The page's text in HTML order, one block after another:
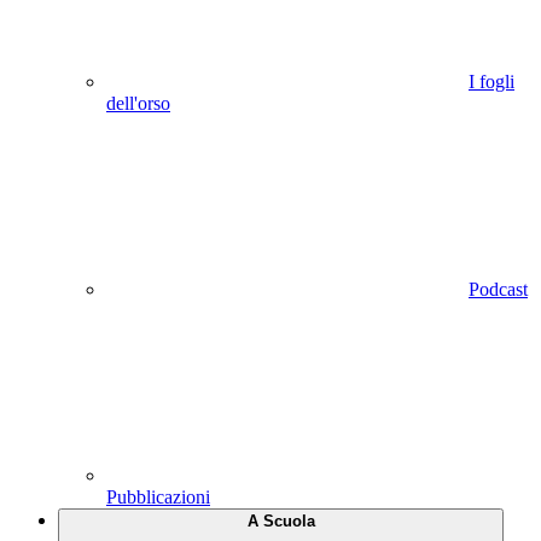
I fogli
dell'orso
Podcast
Pubblicazioni
A Scuola